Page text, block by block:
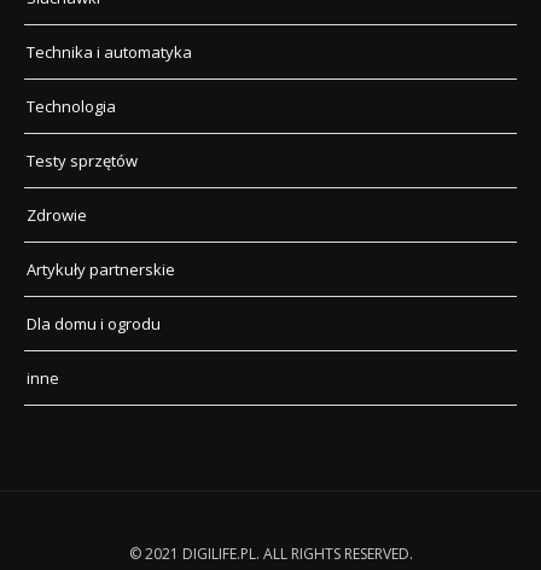
Technika i automatyka
Technologia
Testy sprzętów
Zdrowie
Artykuły partnerskie
Dla domu i ogrodu
inne
© 2021 DIGILIFE.PL. ALL RIGHTS RESERVED.